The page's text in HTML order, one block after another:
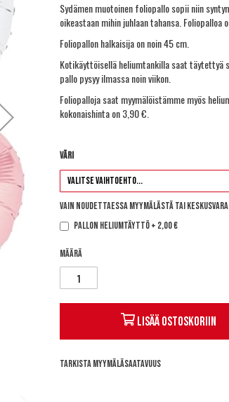
Sydämen muotoinen foliopallo sopii niin
oikeastaan mihin juhlaan tahansa. Foliopalloa
Foliopallon halkaisija on noin 45 cm.
Kotikäyttöiselläheliumtankillasaat täytettyä
pallo pysyy ilmassa noin viikon.
Foliopalloja saat myymälöistämme myös
kokonaishinta on 3,90 €.
Väri
Vain noudettaessa myymälästä tai
Pallon heliumtäyttö+ 2,00 €
Määrä
Lisää ostoskoriin
Tarkista myymäläsaatavuus